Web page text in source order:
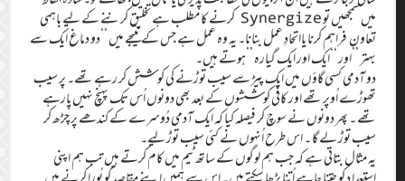
میں سمجھیں تو Synergize کرنے کا مطلب ہے تخلیق کرننے کے لیے باہمی
تعاون فراہم کرنا یااتحادِ عمل بنانا۔ یہ وہ عمل ہے جس کے نتیجے میں ‘‘دو دماغ ایک سے
بہتر ’’اور ‘‘ایک اور ایک گیارہ ’’ہوتے ہیں۔
دو آدمی کسی گاؤں میں ایک پیڑ سے سیب توڑنے کی کوشش کر رہے تھے۔ پر سیب
تھوڑے اُوپر تھے اور کافی کوششوں کے بعد بھی دونوں اُس تک پہنچ نہیں پارہے
تھے ۔ پھر دونوں نے سوچ کر فیصلہ کیا کہ ایک آدمی دُوسرے کے کندھے پر چڑھ کر
سیب توڑ لے گا ۔ اس طرح اُنہوں نے کئی سیب توڑ لیے۔
یہ مثال بتاتی ہے کہ جب ہم لوگوں کے ساتھ ٹیم میں کام کرتے ہیں تب ہم اپنی